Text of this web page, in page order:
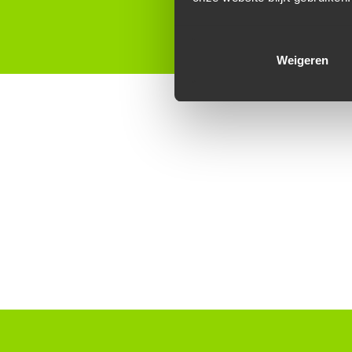
Weigeren